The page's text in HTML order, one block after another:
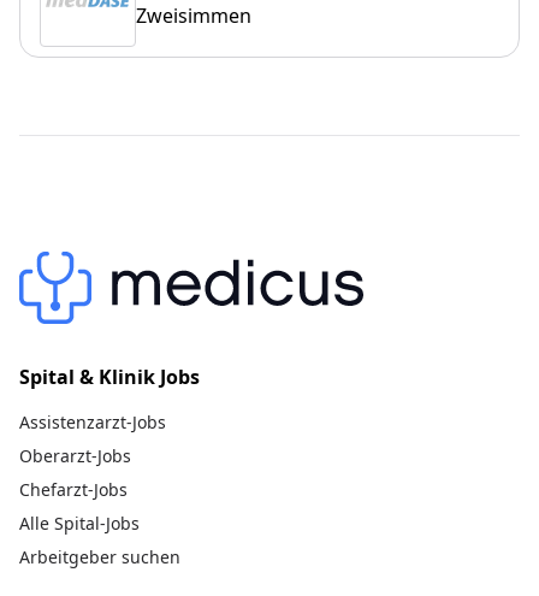
Zweisimmen
Spital & Klinik Jobs
Assistenzarzt-Jobs
Oberarzt-Jobs
Chefarzt-Jobs
Alle Spital-Jobs
Arbeitgeber suchen